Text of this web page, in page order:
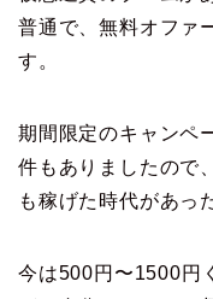
普通で、無料オファ
す。
期間限定のキャンペ
件もありましたので
も稼げた時代があっ
今は500円〜1500円